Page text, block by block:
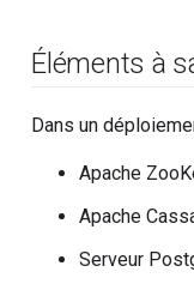
Éléments à
Dans un
Apache
Apache
Serveur